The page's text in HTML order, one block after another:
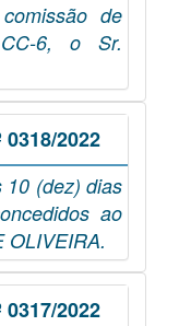
de
6, o Sr.
0318/2022
(dez) dias
ao
OLIVEIRA.
0317/2022